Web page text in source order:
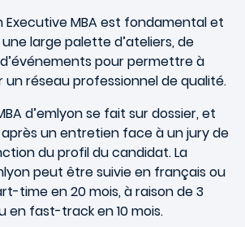
Executive MBA est fondamental et
large palette d’ateliers, de
pour permettre à
réseau professionnel de qualité.
d’emlyon se fait sur dossier, et
un entretien face à un jury de
du profil du candidat. La
peut être suivie en français ou
time en 20 mois, à raison de 3
en fast-track en 10 mois.